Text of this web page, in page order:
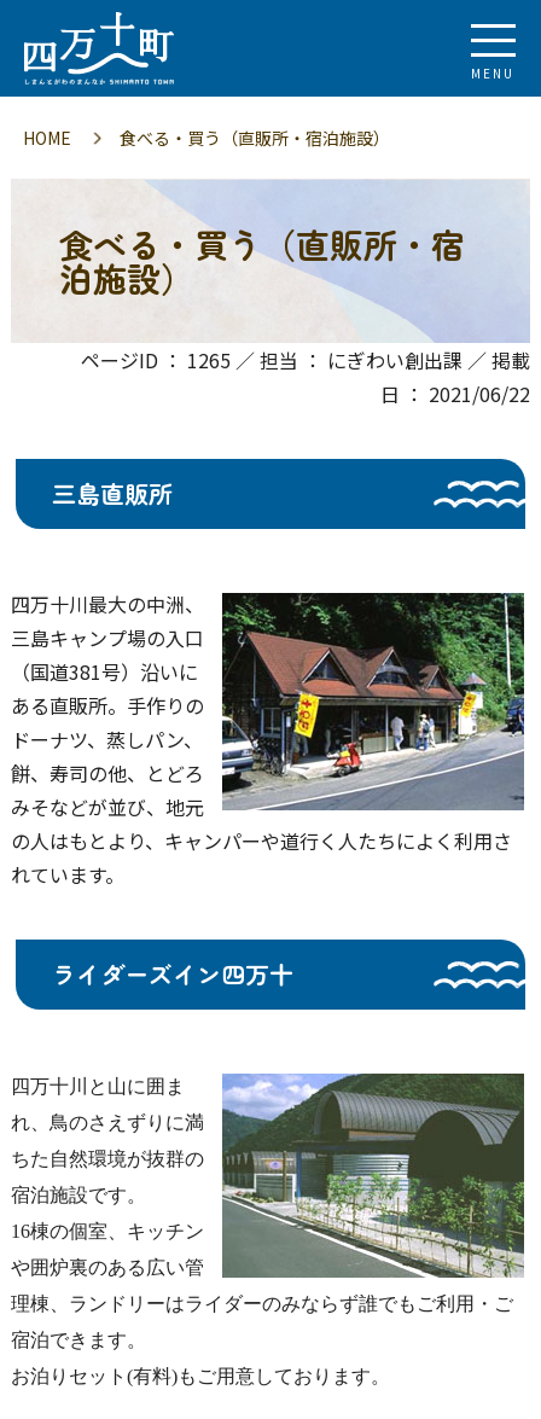
MENU
HOME 食べる・買う（直販所・宿泊施設）
食べる・買う（直販所・宿
泊施設）
ページID ： 1265 ／ 担当 ： にぎわい創出課 ／ 掲載
日 ： 2021/06/22
三島直販所
四万十川最大の中洲、
三島キャンプ場の入口
（国道381号）沿いに
ある直販所。手作りの
ドーナツ、蒸しパン、
餅、寿司の他、とどろ
みそなどが並び、地元
の人はもとより、キャンパーや道行く人たちによく利用さ
れています。
ライダーズイン四万十
四万十川と山に囲ま
れ、鳥のさえずりに満
ちた自然環境が抜群の
宿泊施設です。
16棟の個室、キッチン
や囲炉裏のある広い管
理棟、ランドリーはライダーのみならず誰でもご利用・ご
宿泊できます。
お泊りセット(有料)もご用意しております。